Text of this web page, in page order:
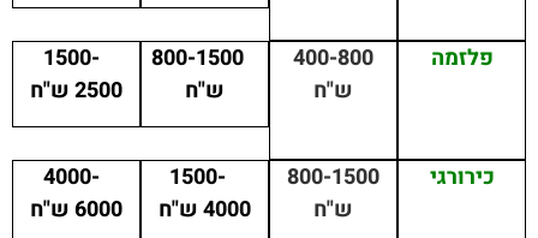
פלזמה
400-800
ש"ח
ש"ח
1500-
2500 ש"ח
כירורגי
800-1500
ש"ח
1500-
4000 ש"ח
4000-
6000 ש"ח